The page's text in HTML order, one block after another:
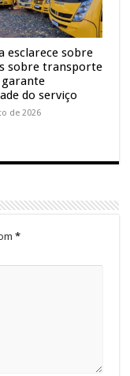
esclarece sobre
sobre transporte
garante
do serviço
de 2026
*